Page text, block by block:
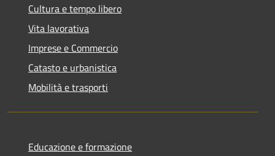
Cultura e tempo libero
Vita lavorativa
Imprese e Commercio
Catasto e urbanistica
Mobilità e trasporti
Educazione e formazione